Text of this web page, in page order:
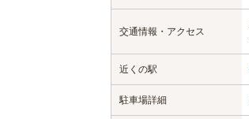
交通情報・アクセス
近くの駅
駐車場詳細